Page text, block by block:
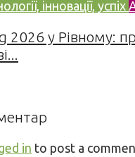
інновації, успіх
2026 у Рівному:
in to post a